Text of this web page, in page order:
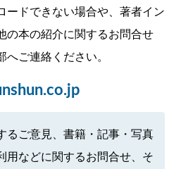
ードできない場合や、著者イン
の本の紹介に関するお問合せ
へご連絡ください。
るご意見、書籍・記事・写真
用などに関するお問合せ、そ